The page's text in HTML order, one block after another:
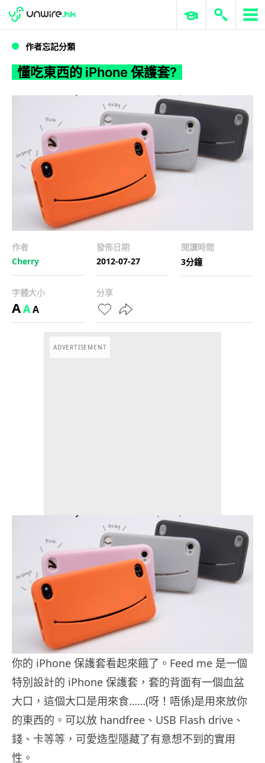
懂吃東西的 iPhone 保護套?
WWDC 2026 ERP 與商業 AI
作者忘記分類
懂吃東西的 iPhone 保護套?
作者
Cherry
發佈日期
2012-07-27
閱讀時間
3分鐘
字體大小
AAA
分享
ADVERTISEMENT
你的 iPhone 保護套看起來餓了。Feed me 是一個
特別設計的 iPhone 保護套，套的背面有一個血盆
大口，這個大口是用來食……(呀！唔係)是用來放你
的東西的。可以放 handfree、USB Flash drive、
錢、卡等等，可愛造型隱藏了有意想不到的實用
性。